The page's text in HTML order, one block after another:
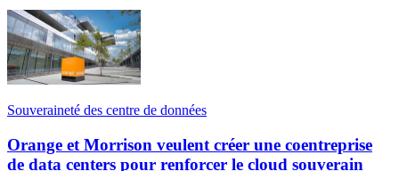
Souveraineté des centre de données
Orange et Morrison veulent créer une coentreprise
de data centers pour renforcer le cloud souverain